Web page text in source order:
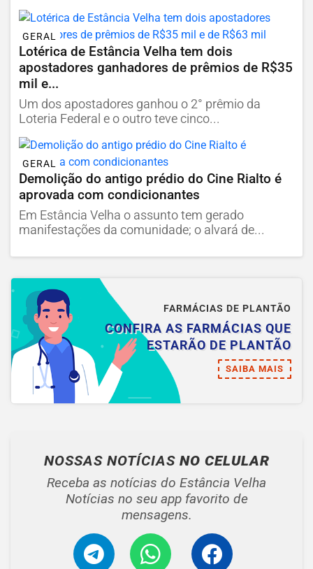
GERAL
Lotérica de Estância Velha tem dois
apostadores ganhadores de prêmios de R$35
mil e...
Um dos apostadores ganhou o 2° prêmio da
Loteria Federal e o outro teve cinco...
GERAL
Demolição do antigo prédio do Cine Rialto é
aprovada com condicionantes
Em Estância Velha o assunto tem gerado
manifestações da comunidade; o alvará de...
FARMÁCIAS DE PLANTÃO
CONFIRA AS FARMÁCIAS QUE
ESTARÃO DE PLANTÃO
SAIBA MAIS
NOSSAS NOTÍCIAS NO CELULAR
Receba as notícias do Estância Velha
Notícias no seu app favorito de
mensagens.